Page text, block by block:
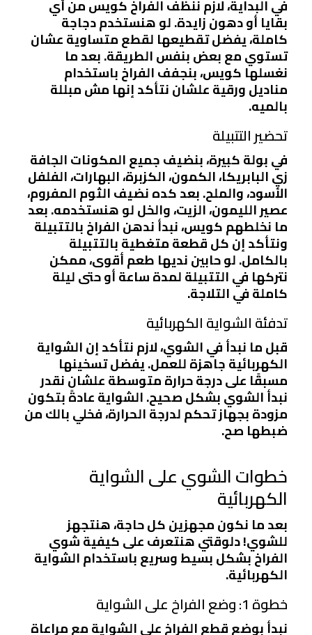
في البداية، لازم ننظف الفراخ كويس من أي
بقايا أو دهون زايدة. لو هنستخدم دجاجة
كاملة، يفضل تقطيعها لقطع متساوية عشان
تستوي مع بعض بنفس الطريقة. بعد ما
نغسلها كويس، بنجفف الفراخ باستخدام
مناديل ورقية علشان نتأكد إنها مش مبللة
بالميه.
تحضير التتبيلة
في بولة كبيرة، بنضيف جميع المكونات الجافة
زي البابريكا، الكمون، الكزبرة، البهارات، الفلفل
الأسود، والملح. بعد كده نضيف الثوم المفروم،
عصير الليمون، الزيت، والخل لو هنستخدمه. بعد
ما نخلطهم كويس، نبدأ ندهن الفراخ بالتتبيلة
ونتأكد إن كل قطعة متغطية بالتتبيلة
بالكامل. لو حابين نديها طعم أقوى، ممكن
نتركها في التتبيلة لمدة ساعة أو حتى ليلة
كاملة في التلاجة.
تدفئة الشواية الكهربائية
قبل ما نبدأ في الشوي، لازم نتأكد إن الشواية
الكهربائية جاهزة للعمل. يفضل تسخينها
مسبقًا على درجة حرارة متوسطة علشان نقدر
نبدأ الشوي بشكل صحيح. الشواية عادةً بتكون
مزودة بجهاز تحكم لدرجة الحرارة، فخلي بالك من
ضبطها صح.
خطوات الشوي على الشواية
الكهربائية
بعد ما نكون مجهزين كل حاجة، هنتجهز
للشوي! دلوقتي هنتعرف على كيفية شوي
الفراخ بشكل بسيط وسريع باستخدام الشواية
الكهربائية.
خطوة 1: وضع الفراخ على الشواية
نبدأ بوضع قطع الفراخ على الشواية مع مراعاة